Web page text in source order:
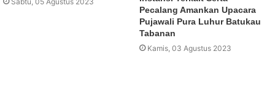
Pecalang Amankan Upacara
Pujawali Pura Luhur Batukau
Tabanan
Kamis, 03 Agustus 2023